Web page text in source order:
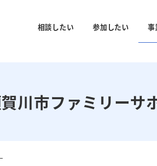
相談したい 参加したい 事
川市ファミリーサ